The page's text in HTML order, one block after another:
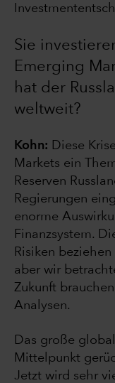
Sie
Emerging
hat der
weltweit?
Kohn: Diese
Markets ein
Reserven
Regierungen
enorme
Finanzsystem.
Risiken
aber wir
Zukunft
Analysen.
Das große
Mittelpunkt
Jetzt wird sehr